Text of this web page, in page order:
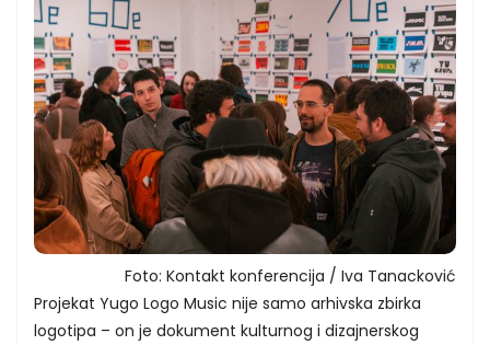
Foto: Kontakt konferencija / Iva Tanacković
Projekat Yugo Logo Music nije samo arhivska zbirka
logotipa – on je dokument kulturnog i dizajnerskog